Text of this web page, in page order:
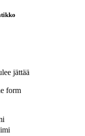
jättää
form